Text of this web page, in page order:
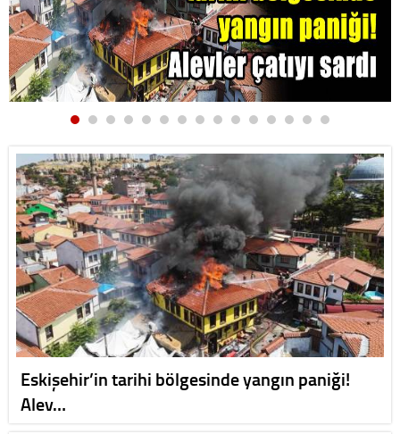
Eskişehir’in tarihi bölgesinde yangın paniği!
Alev…